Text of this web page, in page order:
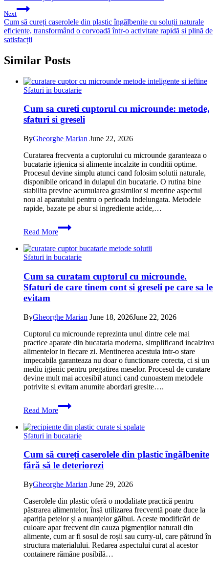
Next
Cum să cureți caserolele din plastic îngălbenite cu soluții naturale
eficiente, transformând o corvoadă într-o activitate rapidă și plină de
satisfacții
Similar Posts
Sfaturi in bucatarie
Cum sa cureti cuptorul cu microunde: metode,
sfaturi si greseli
ByGheorghe Marian June 22, 2026
Curatarea frecventa a cuptorului cu microunde garanteaza o
bucatarie igienica si alimente incalzite in conditii optime.
Procesul devine simplu atunci cand folosim solutii naturale,
disponibile oricand in dulapul din bucatarie. O rutina bine
stabilita previne acumularea grasimilor si mentine aspectul
nou al aparatului pentru o perioada indelungata. Metodele
rapide, bazate pe abur si ingrediente acide,…
Read More
Cum
sa
cuptorul
cu
metode,
sfaturi
Sfaturi in bucatarie
Cum sa curatam cuptorul cu microunde.
Sfaturi de care tinem cont si greseli pe care sa le
evitam
ByGheorghe Marian June 18, 2026June 22, 2026
Cuptorul cu microunde reprezinta unul dintre cele mai
practice aparate din bucataria moderna, simplificand incalzirea
alimentelor in fiecare zi. Mentinerea acestuia intr-o stare
impecabila garanteaza nu doar o functionare corecta, ci si un
mediu igienic pentru pregatirea meselor. Procesul de curatare
devine mult mai accesibil atunci cand cunoastem metodele
potrivite si evitam anumite abordari gresite….
Read More
Cum
sa
cuptorul
cu
Sfaturi
de
tinem
si
greseli
pe
care
sa
le
evitam
Sfaturi in bucatarie
Cum să cureți caserolele din plastic îngălbenite
fără să le deteriorezi
ByGheorghe Marian June 29, 2026
Caserolele din plastic oferă o modalitate practică pentru
păstrarea alimentelor, însă utilizarea frecventă poate duce la
apariția petelor și a nuanțelor gălbui. Aceste modificări de
culoare apar frecvent din cauza pigmenților naturali din
alimente, cum ar fi sosul de roșii sau curry-ul, care pătrund în
structura materialului. Redarea aspectului curat al acestor
containere rămâne posibilă…